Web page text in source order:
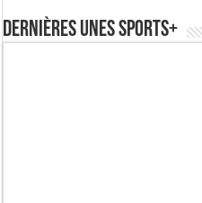
Dernières Unes Sports+